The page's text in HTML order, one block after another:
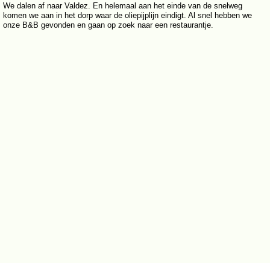
We dalen af naar Valdez. En helemaal aan het einde van de snelweg
komen we aan in het dorp waar de oliepijplijn eindigt. Al snel hebben we
onze B&B gevonden en gaan op zoek naar een restaurantje.